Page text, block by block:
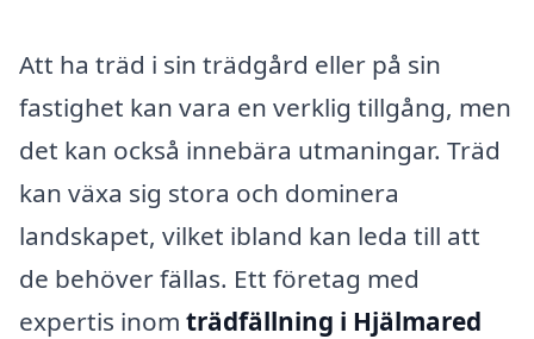
Att ha träd i sin trädgård eller på sin
fastighet kan vara en verklig tillgång, men
det kan också innebära utmaningar. Träd
kan växa sig stora och dominera
landskapet, vilket ibland kan leda till att
de behöver fällas. Ett företag med
expertis inom trädfällning i Hjälmared